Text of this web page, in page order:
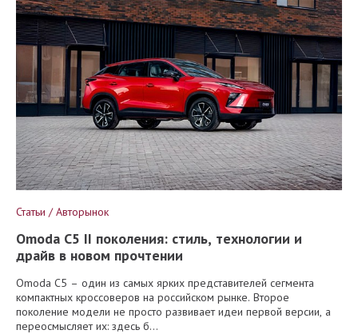
Статьи / Авторынок
Omoda C5 II поколения: стиль, технологии и
драйв в новом прочтении
Omoda C5 – один из самых ярких представителей сегмента
компактных кроссоверов на российском рынке. Второе
поколение модели не просто развивает идеи первой версии, а
переосмысляет их: здесь б...